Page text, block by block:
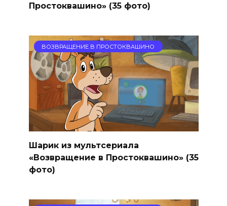
Простоквашино» (35 фото)
ВОЗВРАЩЕНИЕ В ПРОСТОКВАШИНО
Шарик из мультсериала
«Возвращение в Простоквашино» (35
фото)